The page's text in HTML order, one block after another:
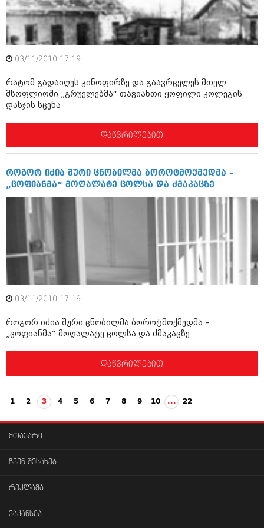
ივნისი 2010 (685)
მაისი 2010 (232)
აპრილი 2010 (229)
მარტი 2010 (454)
იანვარი 2010 (422)
ნოემბერი 2009 (308)
ოქტომბერი 2009 (382)
სექტემბერი 2009 (541)
აგვისტო 2009 (14)
ივლისი 2009 (118)
თებერვალი 0216 (1)
ოქტომბერი 0215 (1)
აგვისტო 0215 (2)
03/11/2010 17:19
რატომ გადაიღეს კინოფირზე და გაავრცელეს მთელ
მსოფლიოში „გრუელებმა“ თავიანთი ყოფილი კოლეგის
დასჯის სცენა
დაწვრილებით
როგორ იძია შური ცნობილმა ბოროტმოქმედმა –
„ცოფიანმა“ მოღალატე ცოლსა და ძმაკაცზე
03/11/2010 17:19
როგორ იძია შური ცნობილმა ბოროტმოქმედმა –
„ცოფიანმა“ მოღალატე ცოლსა და ძმაკაცზე
დაწვრილებით
1 2 3 4 5 6 7 8 9 10 ... 22
მთავარი
ჩვენ შესახებ
რეკლამა
ვაკანსია